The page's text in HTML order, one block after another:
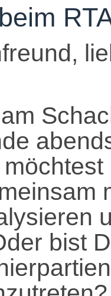
bist